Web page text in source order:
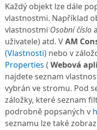
Každý objekt lze dále
vlastnostmi. Například
vlastnostmi Osobní čísloa
uživatele) atd. VAM
(Vlastnosti) nebo v
Properties ( Webová
najdete seznam
vybrán ve stromu. Pod
záložky, které seznam
podrobně popsaných v
seznamu lze také